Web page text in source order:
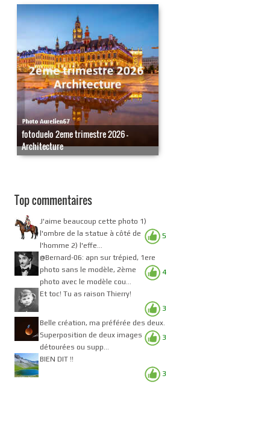
fotoduelo 2eme trimestre 2026 -
Architecture
Top commentaires
5
J'aime beaucoup cette photo 1)
l'ombre de la statue à côté de
l'homme 2) l'effe...
4
@Bernard-06: apn sur trépied, 1ere
photo sans le modèle, 2ème
photo avec le modèle cou...
3
Et toc! Tu as raison Thierry!
3
Belle création, ma préférée des deux.
Superposition de deux images
détourées ou supp...
3
BIEN DIT !!